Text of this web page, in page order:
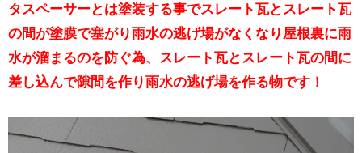
タスペーサーとは塗装する事でスレート瓦とスレート瓦
の間が塗膜で塞がり雨水の逃げ場がなくなり屋根裏に雨
水が溜まるのを防ぐ為、スレート瓦とスレート瓦の間に
差し込んで隙間を作り雨水の逃げ場を作る物です！